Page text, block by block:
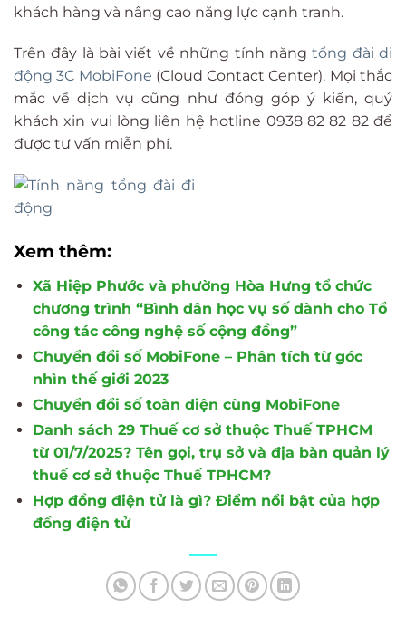
khách hàng và nâng cao năng lực cạnh tranh.
Trên đây là bài viết về những tính năngtổng đài di
động 3C MobiFone (Cloud Contact Center). Mọi thắc
mắc về dịch vụ cũng như đóng góp ý kiến, quý
khách xin vui lòng liên hệ hotline 0938 82 82 82 để
được tư vấn miễn phí.
Xem thêm:
Xã Hiệp Phước và phường Hòa Hưng tổ chức
chương trình “Bình dân học vụ số dành cho Tổ
công tác công nghệ số cộng đồng”
Chuyển đổi số MobiFone – Phân tích từ góc
nhìn thế giới 2023
Chuyển đổi số toàn diện cùng MobiFone
Danh sách 29 Thuế cơ sở thuộc Thuế TPHCM
từ 01/7/2025? Tên gọi, trụ sở và địa bàn quản lý
thuế cơ sở thuộc Thuế TPHCM?
Hợp đồng điện tử là gì? Điểm nổi bật của hợp
đồng điện tử